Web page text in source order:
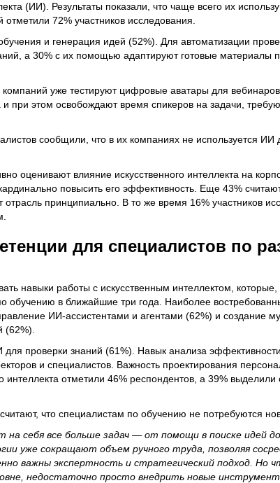
(ИИ). Результаты показали, что чаще всего их
72% участников исследования.
и генерация идей (52%). Для автоматизации
а 30% с их помощью адаптируют готовые материалы
уже тестируют цифровые аватары для
и при этом освобождают время спикеров на задачи,
сообщили, что в их компаниях не используется ИИ
оценивают влияние искусственного интеллекта на
повысить его эффективность. Еще 43%
принципиально. В то же время 16% участников
для специалистов по
навыки работы с искусственным интеллектом,
обучению в ближайшие три года. Наиболее
ИИ-ассистентами и агентами (62%) и создание
(62%).
проверки знаний (61%). Навык анализа
и специалистов. Важность проектирования
интеллекта отметили 46% респондентов, а 39% выделили
что специалистам по обучению не потребуются
на себя все больше задач — от помощи в поиске идей
уже сокращают объем ручного труда, позволяя
важны экспертность и стратегический подход. Но
недостаточно просто внедрить новые